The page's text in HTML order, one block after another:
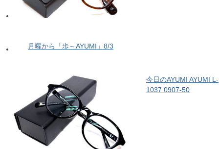
月曜から「歩～AYUMI」8/3
今日のAYUMI AYUMI L-
1037 0907-50